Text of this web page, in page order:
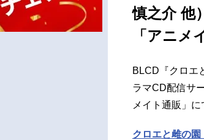
慎之介 他
「アニメ
BLCD『クロエ
ラマCD配信サ
メイト通販」
クロエと雌の園